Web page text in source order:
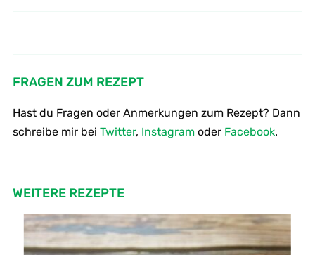
FRAGEN ZUM REZEPT
Hast du Fragen oder Anmerkungen zum Rezept? Dann
schreibe mir bei Twitter, Instagramoder Facebook.
WEITERE REZEPTE